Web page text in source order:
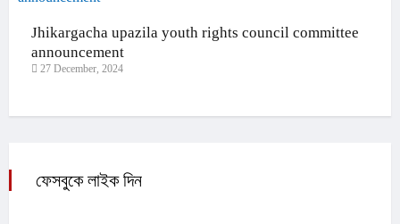
Jhikargacha upazila youth rights council committee
announcement
27 December, 2024
ফেসবুকে লাইক দিন